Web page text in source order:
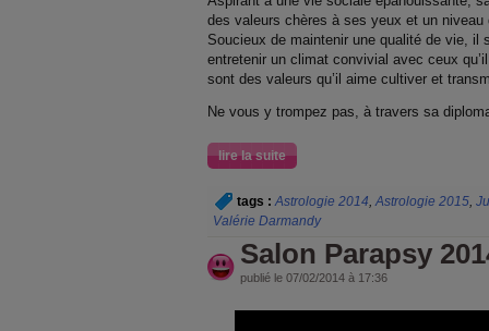
des valeurs chères à ses yeux et un niveau
Soucieux de maintenir une qualité de vie, il
entretenir un climat convivial avec ceux
sont des valeurs qu’il aime cultiver et
Ne vous y trompez pas, à travers sa
lire la suite
tags : Astrologie 2014,Astrologie 2015,
Valérie Darmandy
Salon Parapsy
publié le 07/02/2014 à 17:36